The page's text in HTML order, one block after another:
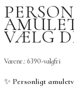
VÆLG
Varenr.: 6390-valgfri
✨ Personligt